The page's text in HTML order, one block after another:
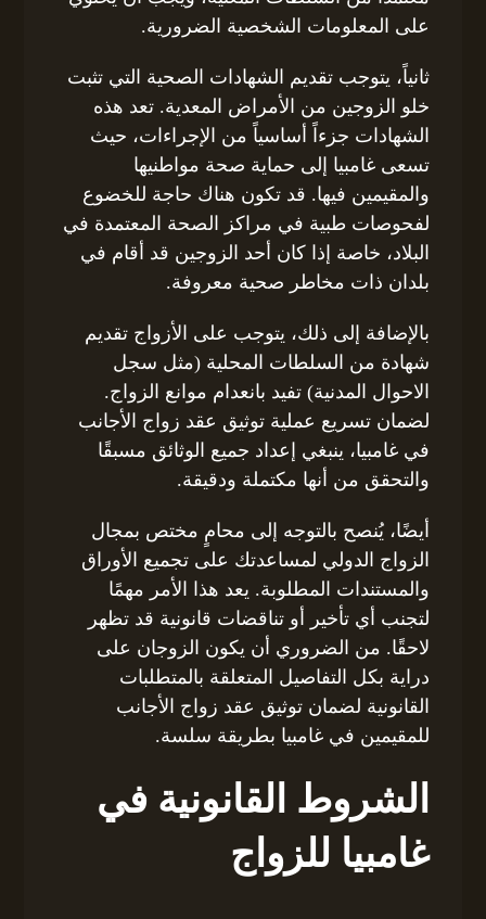
على المعلومات الشخصية الضرورية.
ثانياً، يتوجب تقديم الشهادات الصحية التي تثبت
خلو الزوجين من الأمراض المعدية. تعد هذه
الشهادات جزءاً أساسياً من الإجراءات، حيث
تسعى غامبيا إلى حماية صحة مواطنيها
والمقيمين فيها. قد تكون هناك حاجة للخضوع
لفحوصات طبية في مراكز الصحة المعتمدة في
البلاد، خاصة إذا كان أحد الزوجين قد أقام في
بلدان ذات مخاطر صحية معروفة.
بالإضافة إلى ذلك، يتوجب على الأزواج تقديم
شهادة من السلطات المحلية (مثل سجل
الاحوال المدنية) تفيد بانعدام موانع الزواج.
لضمان تسريع عملية توثيق عقد زواج الأجانب
في غامبيا، ينبغي إعداد جميع الوثائق مسبقًا
والتحقق من أنها مكتملة ودقيقة.
أيضًا، يُنصح بالتوجه إلى محامٍ مختص بمجال
الزواج الدولي لمساعدتك على تجميع الأوراق
والمستندات المطلوبة. يعد هذا الأمر مهمًا
لتجنب أي تأخير أو تناقضات قانونية قد تظهر
لاحقًا. من الضروري أن يكون الزوجان على
دراية بكل التفاصيل المتعلقة بالمتطلبات
القانونية لضمان توثيق عقد زواج الأجانب
للمقيمين في غامبيا بطريقة سلسة.
الشروط القانونية في
غامبيا للزواج